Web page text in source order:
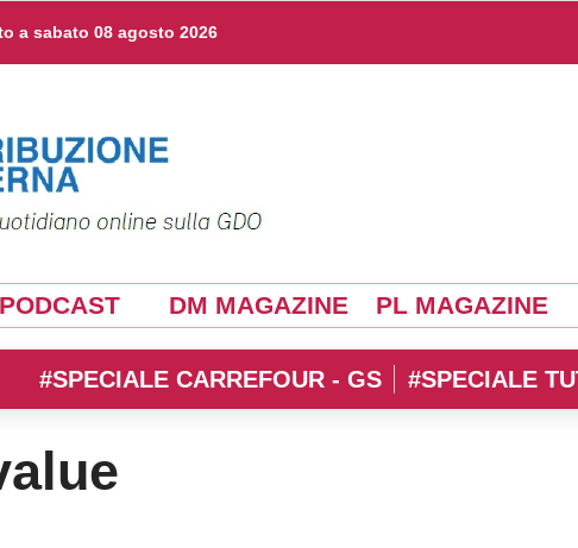
a sabato 08 agosto 2026
PODCAST DM MAGAZINE PL MAGAZINE
#SPECIALE CARREFOUR - GS #SPECIALE